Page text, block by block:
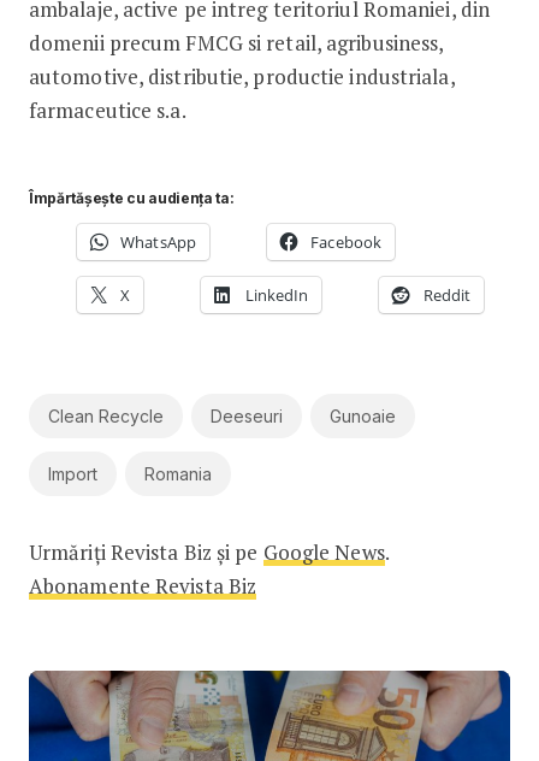
ambalaje, active pe intreg teritoriul Romaniei, din
domenii precum FMCG si retail, agribusiness,
automotive, distributie, productie industriala,
farmaceutice s.a.
Împărtășește cu audiența ta:
WhatsApp Facebook
X LinkedIn Reddit
Clean Recycle Deeseuri Gunoaie
Import Romania
Urmăriți Revista Biz și pe Google News.
Abonamente Revista Biz